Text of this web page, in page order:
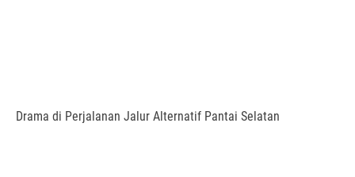
Drama di Perjalanan Jalur Alternatif Pantai Selatan